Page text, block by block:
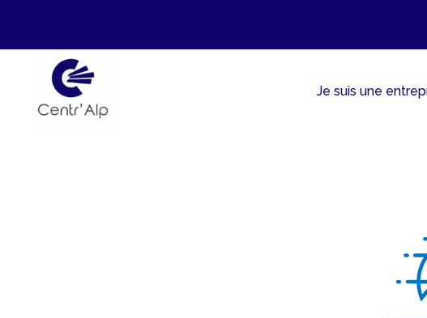
contenu
Je suis une